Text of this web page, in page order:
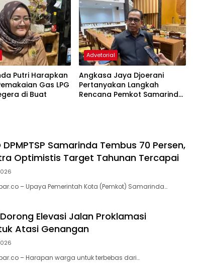
Putri Harapkan
Gas LPG
di Buat
Advetorial
Angkasa Jaya Djoerani
Pertanyakan Langkah
Rencana Pemkot Samarinda
DPMPTSP Samarinda Tembus 70 Persen,
Optimistis Target Tahunan Tercapai
– Upaya Pemerintah Kota (Pemkot) Samarinda…
Elevasi Jalan Proklamasi
Atasi Genangan
– Harapan warga untuk terbebas dari…